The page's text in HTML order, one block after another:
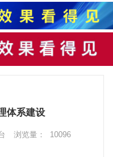
体系建设
浏览量：
10096